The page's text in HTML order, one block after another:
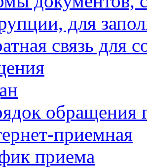
для
связь для
обращения
приемная
приема